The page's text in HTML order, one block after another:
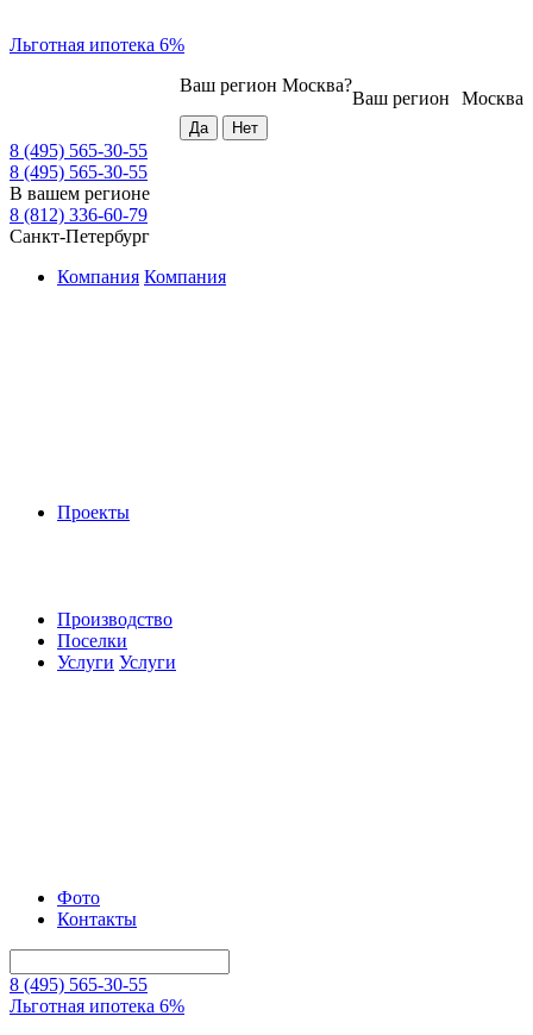
Льготная ипотека 6%
Москва
Ваш регион
Ваш регион Москва?
8 (495) 565-30-55
8 (495) 565-30-55
В вашем регионе
8 (812) 336-60-79
Санкт-Петербург
Компания Компания
Проекты
Производство
Поселки
Услуги Услуги
Фото
Контакты
8 (495) 565-30-55
Льготная ипотека 6%